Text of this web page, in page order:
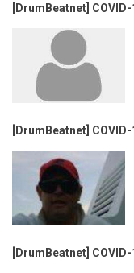
[DrumBeatnet]
[DrumBeatnet]
[DrumBeatnet]